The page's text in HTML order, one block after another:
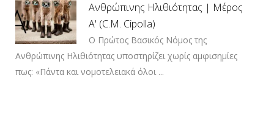
Ανθρώπινης Ηλιθιότητας | Μέρος
Α' (C.M. Cipolla)
Ο Πρώτος Βασικός Νόμος της
Ανθρώπινης Ηλιθιότητας υποστηρίζει χωρίς αμφισημίες
πως: «Πάντα και νομοτελειακά όλοι ...